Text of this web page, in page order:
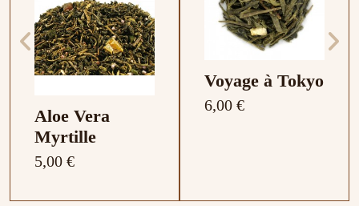
Aloe Vera
Myrtille
5,00 €
Voyage à Tokyo
6,00 €